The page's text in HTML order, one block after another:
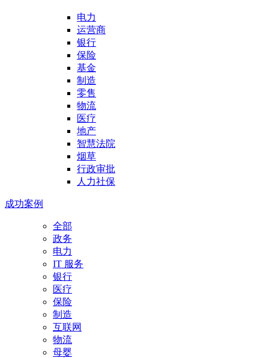
电力
运营商
银行
保险
基金
制造
零售
物流
医疗
地产
智慧法院
烟草
行政审批
人力社保
成功案例
全部
政务
电力
IT 服务
银行
医疗
保险
制造
互联网
物流
母婴